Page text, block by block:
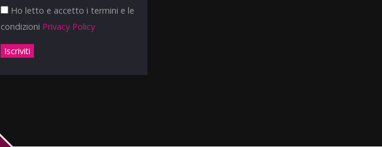
Ho letto e accetto i termini e le
condizioni Privacy Policy